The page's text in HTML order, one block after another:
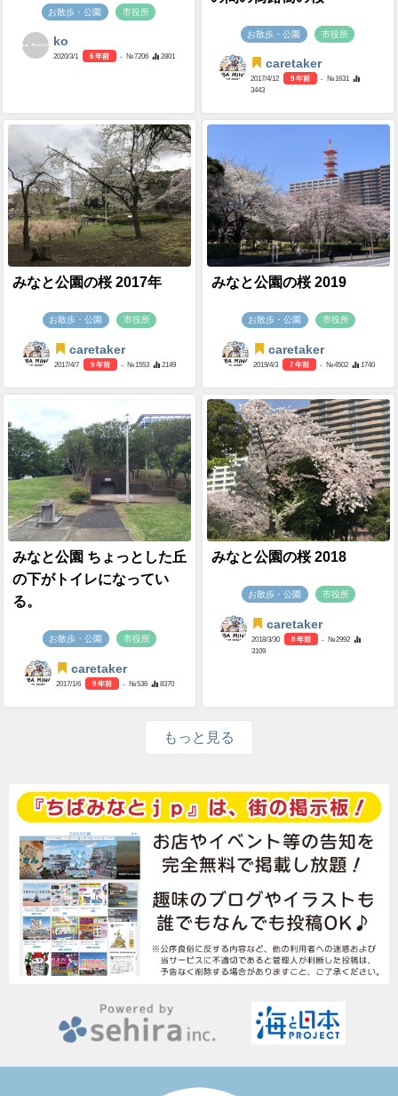
お散歩・公園 市役所
ko
2020/3/1 6 年前 - №7206 2801
お散歩・公園 市役所
caretaker
2017/4/12 9 年前
- №1631
3443
みなと公園の桜 2017年
お散歩・公園 市役所
caretaker
2017/4/7 9 年前 - №1553 2149
みなと公園の桜 2019
お散歩・公園 市役所
caretaker
2019/4/3 7 年前 - №4502 1740
みなと公園 ちょっとした丘
の下がトイレになってい
る。
お散歩・公園 市役所
caretaker
2017/1/6 9 年前 - №536 8370
みなと公園の桜 2018
お散歩・公園 市役所
caretaker
2018/3/30 8 年前
- №2992
3109
もっと見る